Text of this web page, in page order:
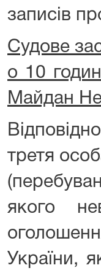
записів
Судове
о 10
Майдан
третя
якого
України,